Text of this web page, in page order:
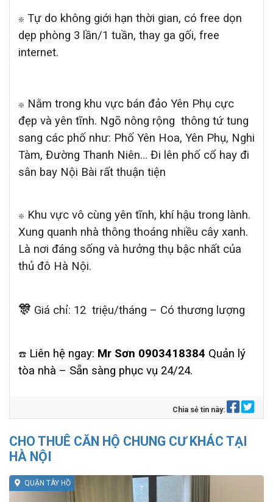
❇ Tự do không giới hạn thời gian, có free dọn
dẹp phòng 3 lần/1 tuần, thay ga gối, free
internet.
❇ Nằm trong khu vực bán đảo Yên Phụ cực
đẹp và yên tĩnh. Ngõ nông rộng thông tứ tung
sang các phố như: Phố Yên Hoa, Yên Phụ, Nghi
Tàm, Đường Thanh Niên… Đi lên phố cổ hay đi
sân bay Nội Bài rất thuận tiện
❇ Khu vực vô cùng yên tĩnh, khí hậu trong lành.
Xung quanh nhà thông thoáng nhiều cây xanh.
Là nơi đáng sống và hưởng thụ bậc nhất của
thủ đô Hà Nội.
🎊 Giá chỉ: 12 triệu/tháng – Có thương lượng
☎ Liên hệ ngay: Mr Sơn 0903418384 Quản lý
tòa nhà – Sẵn sàng phục vụ 24/24.
Chia sẻ tin này:
CHO THUÊ CĂN HỘ CHUNG CƯ KHÁC TẠI
HÀ NỘI
QUẬN TÂY HỒ